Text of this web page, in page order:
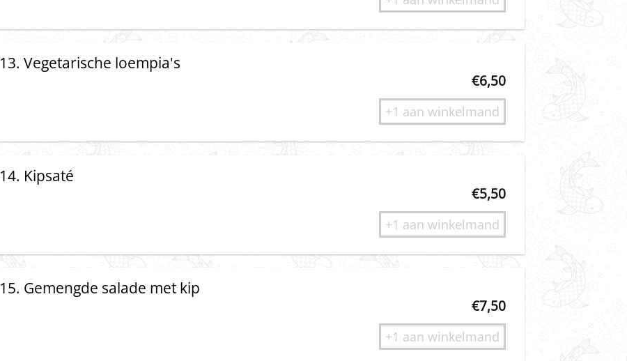
13. Vegetarische loempia's
€6,50
+1 aan winkelmand
14. Kipsaté
€5,50
+1 aan winkelmand
15. Gemengde salade met kip
€7,50
+1 aan winkelmand